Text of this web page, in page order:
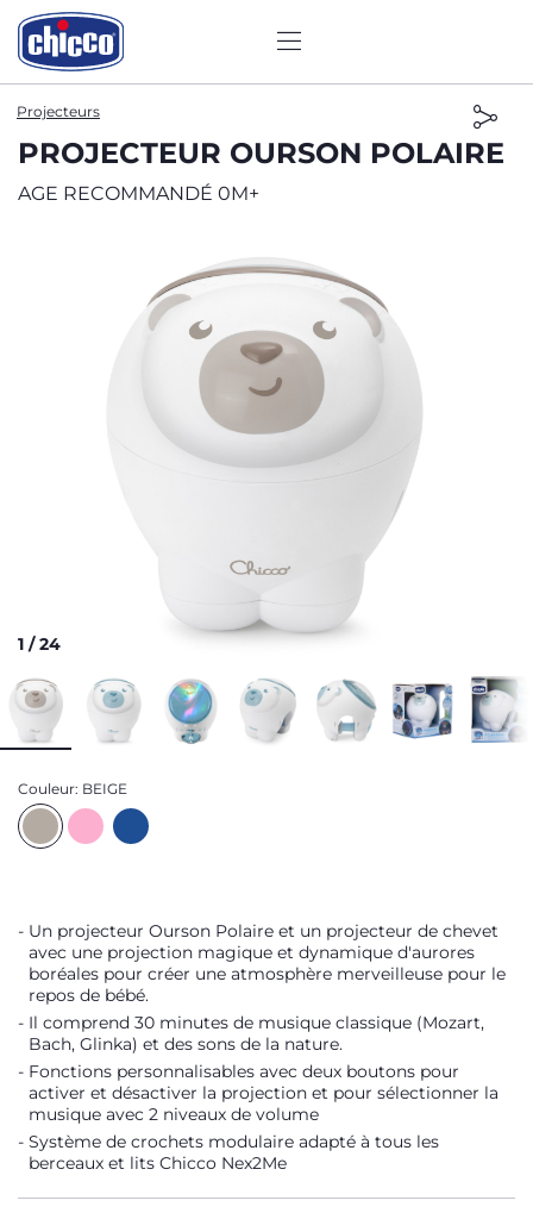
Projecteurs
PROJECTEUR OURSON POLAIRE
AGE RECOMMANDÉ 0M+
1 /24
Couleur: BEIGE
Un projecteur Ourson Polaire et un projecteur de chevet
avec une projection magique et dynamique d'aurores
boréales pour créer une atmosphère merveilleuse pour le
repos de bébé.
Il comprend 30 minutes de musique classique (Mozart,
Bach, Glinka) et des sons de la nature.
Fonctions personnalisables avec deux boutons pour
activer et désactiver la projection et pour sélectionner la
musique avec 2 niveaux de volume
Système de crochets modulaire adapté à tous les
berceaux et lits Chicco Nex2Me